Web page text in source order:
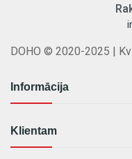
DOHO © 2020-2025 |
Informācija
Klientam